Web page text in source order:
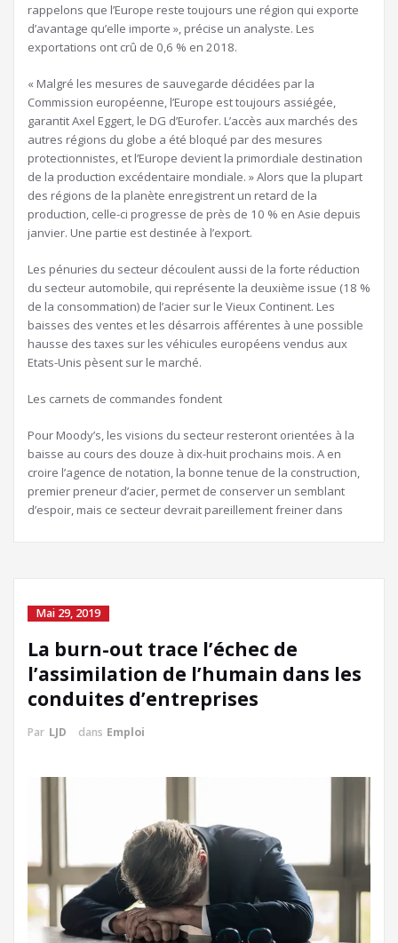
rappelons que l’Europe reste toujours une région qui exporte
d’avantage qu’elle importe », précise un analyste. Les
exportations ont crû de 0,6 % en 2018.
« Malgré les mesures de sauvegarde décidées par la
Commission européenne, l’Europe est toujours assiégée,
garantit Axel Eggert, le DG d’Eurofer. L’accès aux marchés des
autres régions du globe a été bloqué par des mesures
protectionnistes, et l’Europe devient la primordiale destination
de la production excédentaire mondiale. » Alors que la plupart
des régions de la planète enregistrent un retard de la
production, celle-ci progresse de près de 10 % en Asie depuis
janvier. Une partie est destinée à l’export.
Les pénuries du secteur découlent aussi de la forte réduction
du secteur automobile, qui représente la deuxième issue (18 %
de la consommation) de l’acier sur le Vieux Continent. Les
baisses des ventes et les désarrois afférentes à une possible
hausse des taxes sur les véhicules européens vendus aux
Etats-Unis pèsent sur le marché.
Les carnets de commandes fondent
Pour Moody’s, les visions du secteur resteront orientées à la
baisse au cours des douze à dix-huit prochains mois. A en
croire l’agence de notation, la bonne tenue de la construction,
premier preneur d’acier, permet de conserver un semblant
d’espoir, mais ce secteur devrait pareillement freiner dans
Mai 29, 2019
La burn-out trace l’échec de
l’assimilation de l’humain dans les
conduites d’entreprises
Par LJD dans Emploi